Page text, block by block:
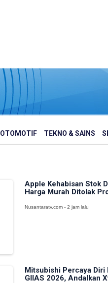
OTOMOTIF TEKNO & SAINS
Apple Kehabisan Stok
Harga Murah Ditolak
Nusantaratv.com - 2 jam lalu
Mitsubishi Percaya Diri
GIIAS 2026, Andalkan